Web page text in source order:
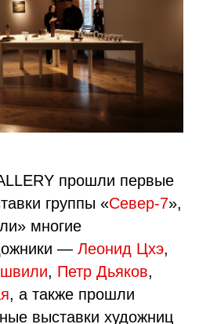
прошли первые
группы «Север-7»,
многие
— Леонид Цхэ,
, Петр Дьяков,
, а также прошли
выставки художниц